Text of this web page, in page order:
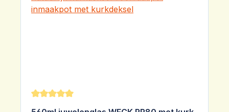
Gemiddelde waardering van 5 van 5 sterren